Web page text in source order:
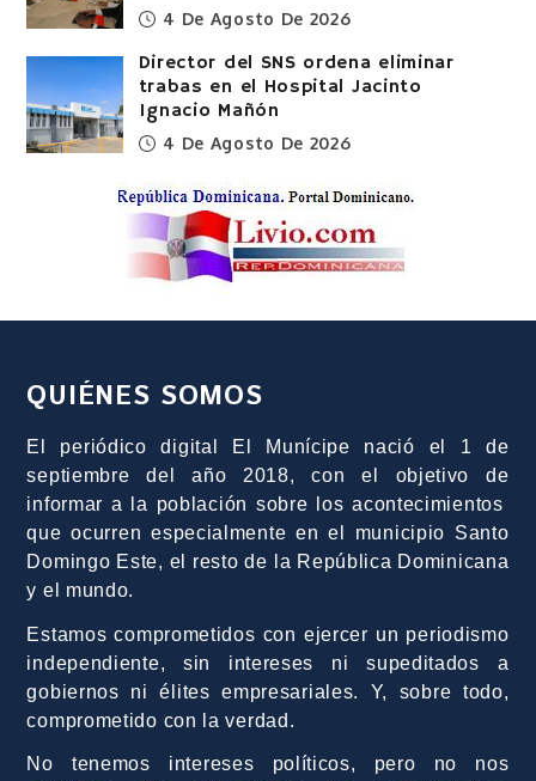
4 De Agosto De 2026
Director del SNS ordena eliminar
trabas en el Hospital Jacinto
Ignacio Mañón
4 De Agosto De 2026
QUIÉNES SOMOS
El periódico digital El Munícipe nació el 1 de
septiembre del año 2018, con el objetivo de
informar a la población sobre los acontecimientos
que ocurren especialmente en el municipio Santo
Domingo Este, el resto de la República Dominicana
y el mundo.
Estamos comprometidos con ejercer un periodismo
independiente, sin intereses ni supeditados a
gobiernos ni élites empresariales. Y, sobre todo,
comprometido con la verdad.
No tenemos intereses políticos, pero no nos